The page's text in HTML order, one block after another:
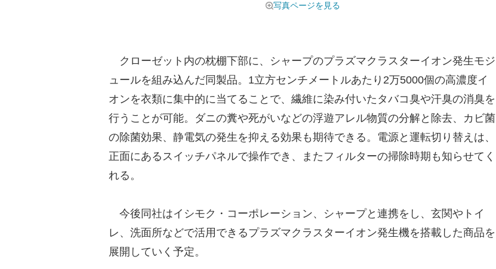
写真ページを見る
クローゼット内の枕棚下部に、シャープのプラズマクラスターイオン発生モジ
ュールを組み込んだ同製品。1立方センチメートルあたり2万5000個の高濃度イ
オンを衣類に集中的に当てることで、繊維に染み付いたタバコ臭や汗臭の消臭を
行うことが可能。ダニの糞や死がいなどの浮遊アレル物質の分解と除去、カビ菌
の除菌効果、静電気の発生を抑える効果も期待できる。電源と運転切り替えは、
正面にあるスイッチパネルで操作でき、またフィルターの掃除時期も知らせてく
れる。
今後同社はイシモク・コーポレーション、シャープと連携をし、玄関やトイ
レ、洗面所などで活用できるプラズマクラスターイオン発生機を搭載した商品を
展開していく予定。